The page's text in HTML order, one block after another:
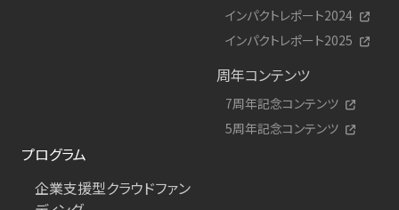
インパクトレポート2024
インパクトレポート2025
周年コンテンツ
7周年記念コンテンツ
5周年記念コンテンツ
プログラム
企業支援型クラウドファン